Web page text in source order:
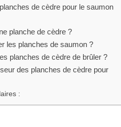
de cèdre pour le saumon
planche de cèdre ?
les planches de saumon ?
planches de cèdre de brûler ?
des planches de cèdre pour
: